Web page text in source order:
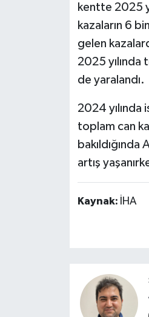
kentte 2025
kazaların 6
gelen
2025 yılında
de yaralandı.
2024 yılında
toplam can
artış
Kaynak: İHA